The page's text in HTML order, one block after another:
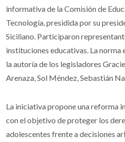
informativa de la Comisión de
Tecnología, presidida por su
Siciliano. Participaron
instituciones educativas. La
la autoría de los legisladores
Arenaza, Sol Méndez, Sebastián
La iniciativa propone una reforma
con el objetivo de proteger los
adolescentes frente a decisiones